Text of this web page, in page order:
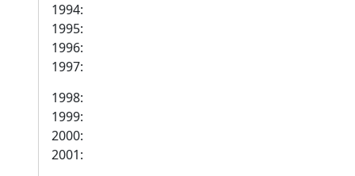
1994:
1995:
1996:
1997:
1998:
1999:
2000:
2001: